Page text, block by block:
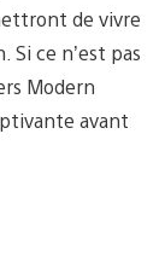
de vivre
Si ce n’est pas
Modern
avant